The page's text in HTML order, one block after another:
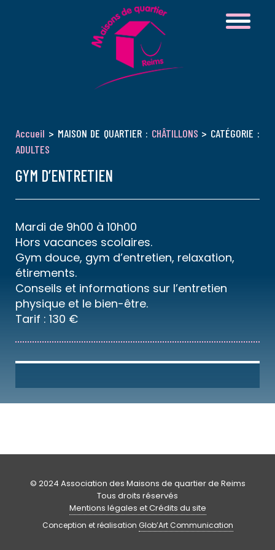
Accueil > MAISON DE QUARTIER : CHÂTILLONS > CATÉGORIE :
ADULTES
GYM D’ENTRETIEN
Mardi de 9h00 à 10h00
Hors vacances scolaires.
Gym douce, gym d’entretien, relaxation,
étirements.
Conseils et informations sur l’entretien
physique et le bien-être.
Tarif : 130 €
© 2024 Association des Maisons de quartier de Reims
Tous droits réservés
Mentions légales et Crédits du site
Conception et réalisation Glob’Art Communication